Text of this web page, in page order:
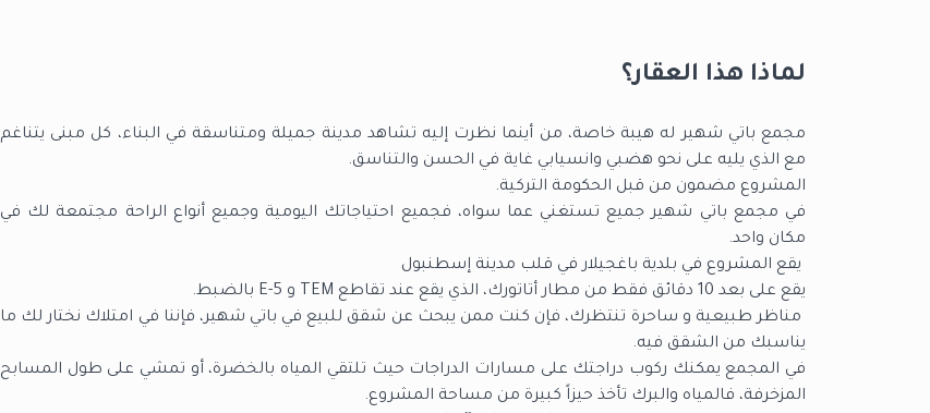
لماذا هذا العقار؟
مجمع باتي شهير له هيبة خاصة، من أينما نظرت إليه تشاهد مدينة جميلة ومتناسقة في البناء، كل مبنى يتناغم
مع الذي يليه على نحو هضبي وانسيابي غاية في الحسن والتناسق.
المشروع مضمون من قبل الحكومة التركية.
في مجمع باتي شهير جميع تستغني عما سواه، فجميع احتياجاتك اليومية وجميع أنواع الراحة مجتمعة لك في
مكان واحد.
يقع المشروع في بلدية باغجيلار في قلب مدينة إسطنبول
يقع على بعد 10 دقائق فقط من مطار أتاتورك، الذي يقع عند تقاطع
TEM و E-5 بالضبط.
مناظر طبيعية و ساحرة تنتظرك، فإن كنت ممن يبحث عن شقق للبيع في باتي شهير، فإننا في امتلاك نختار لك ما
يناسبك من الشقق فيه.
في المجمع يمكنك ركوب دراجتك على مسارات الدراجات حيث تلتقي المياه بالخضرة، أو تمشي على طول المسابح
المزخرفة، فالمياه والبرك تأخذ حيزاً كبيرة من مساحة المشروع.